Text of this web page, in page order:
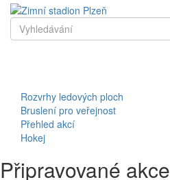
Search
for
Rozvrhy ledových ploch
Bruslení pro veřejnost
Přehled akcí
Hokej
Připravované akce